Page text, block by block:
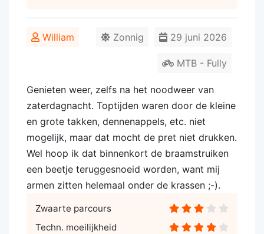
William 29 juni 2026
Zonnig
MTB - Fully
Genieten weer, zelfs na het noodweer van
zaterdagnacht. Toptijden waren door de kleine
en grote takken, dennenappels, etc. niet
mogelijk, maar dat mocht de pret niet drukken.
Wel hoop ik dat binnenkort de braamstruiken
een beetje teruggesnoeid worden, want mij
armen zitten helemaal onder de krassen ;-).
Zwaarte parcours
Techn. moeilijkheid